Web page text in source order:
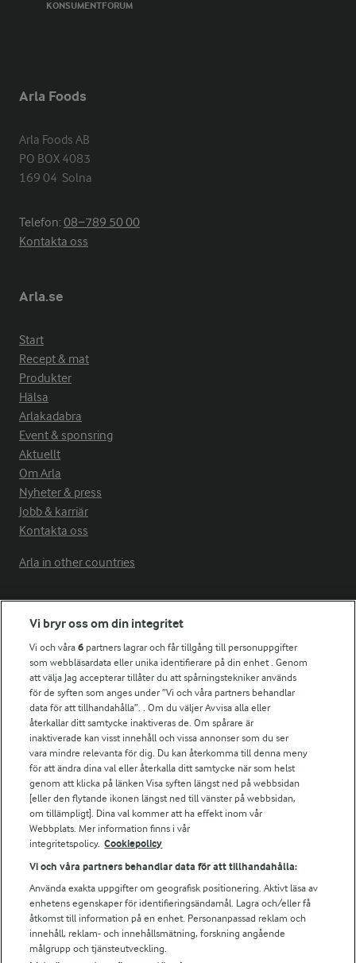
KONSUMENTFORUM
Arla Foods
Arla Foods AB
PO BOX 4083
169 04  Solna
Telefon:08−789 50 00
Kontakta oss
Arla.se
Start
Recept & mat
Produkter
Hälsa
Arlakadabra
Event & sponsring
Aktuellt
Om Arla
Nyheter & press
Jobb & karriär
Kontakta oss
Arla in other countries
Fler Arlasajter
För ägare
Arlas kundportal
Arla.com
Falbygdens Ost
Arla webbshop
Bildbank
Följ oss
Vi bryr oss om din integritet
Vi och våra6 partners lagrar och får tillgång till personuppgifter
som webbläsardata eller unika identifierare på din enhet . Genom
att välja Jag accepterar tillåter du att spårningstekniker används
för de syften som anges under ”Vi och våra partners behandlar
data för att tillhandahålla”. . Om du väljer Avvisa alla eller
återkallar ditt samtycke inaktiveras de. Om spårare är
inaktiverade kan visst innehåll och vissa annonser som du ser
vara mindre relevanta för dig. Du kan återkomma till denna meny
för att ändra dina val eller återkalla ditt samtycke när som helst
genom att klicka på länken Visa syften längst ned på webbsidan
[eller den flytande ikonen längst ned till vänster på webbsidan,
om tillämpligt]. Dina val kommer att ha effekt inom vår
Webbplats. Mer information finns i vår
integritetspolicy. Cookiepolicy
Vi och våra partners behandlar data för att tillhandahålla:
Använda exakta uppgifter om geografisk positionering. Aktivt läsa av
enhetens egenskaper för identifieringsändamål. Lagra och/eller få
åtkomst till information på en enhet. Personanpassad reklam och
innehåll, reklam- och innehållsmätning, forskning angående
målgrupp och tjänsteutveckling.